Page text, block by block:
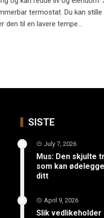
termostat. Du kan
den til en lavere tempe...
SISTE
July 7, 2026
Mus: Den skjulte
som kan
ditt
April 9, 2026
Slik vedlikeholder